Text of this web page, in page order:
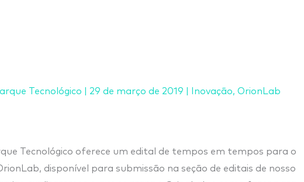
Tecnológico 29 de março de 2019 Inovação, OrionLab
Tecnológico oferece um edital de tempos em tempos para o
disponível para submissão na seção de editais de nosso